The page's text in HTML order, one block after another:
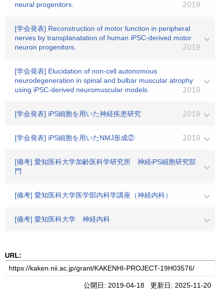
neural progenitors.
2019
[学会発表] Reconstruction of motor function in peripheral
nerves by transplanatation of human iPSC-derived motor
neuron progenitors.
2019
[学会発表] Elucidation of non-cell autonomous
neurodegeneration in spinal and bulbar muscular atrophy
using iPSC-derived neuromuscular models.
2019
[学会発表] iPS細胞を用いた神経疾患研究 2019
[学会発表] iPS細胞を用いたNMJ形成② 2019
[備考] 愛知医科大学加齢医科学研究所 神経iPS細胞研究部
門
[備考] 愛知医科大学医学部内科学講座（神経内科）
[備考] 愛知医科大学 神経内科
URL:
公開日: 2019-04-18 更新日: 2025-11-20